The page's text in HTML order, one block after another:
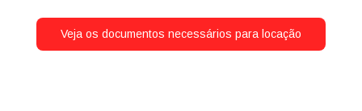
Veja os documentos necessários para locação